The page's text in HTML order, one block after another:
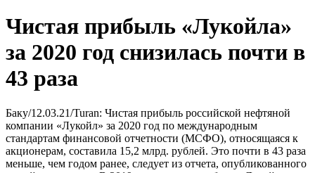
Чистая прибыль «Лукойла»
за 2020 год снизилась почти в
43 раза
Баку/12.03.21/Turan: Чистая прибыль российской нефтяной
компании «Лукойл» за 2020 год по международным
стандартам финансовой отчетности (МСФО), относящаяся к
акционерам, составила 15,2 млрд. рублей. Это почти в 43 раза
меньше, чем годом ранее, следует из отчета, опубликованного